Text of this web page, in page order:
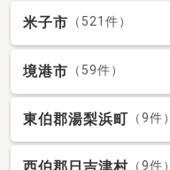
米子市 （521件）
境港市 （59件）
東伯郡湯梨浜町 （9件）
（9件）